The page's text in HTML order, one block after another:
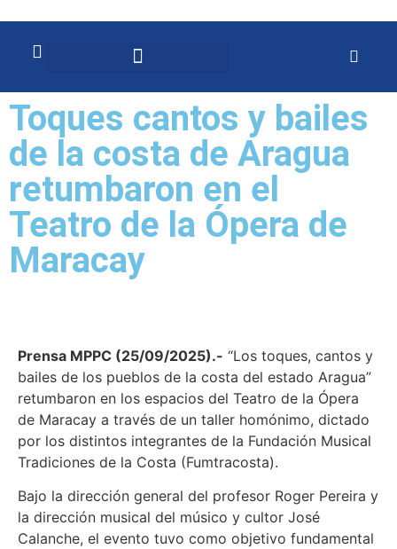
Toques cantos y bailes
de la costa de Aragua
retumbaron en el
Teatro de la Ópera de
Maracay
Prensa MPPC (25/09/2025).- “Los toques, cantos y
bailes de los pueblos de la costa del estado Aragua”
retumbaron en los espacios del Teatro de la Ópera
de Maracay a través de un taller homónimo, dictado
por los distintos integrantes de la Fundación Musical
Tradiciones de la Costa (Fumtracosta).
Bajo la dirección general del profesor Roger Pereira y
la dirección musical del músico y cultor José
Calanche, el evento tuvo como objetivo fundamental